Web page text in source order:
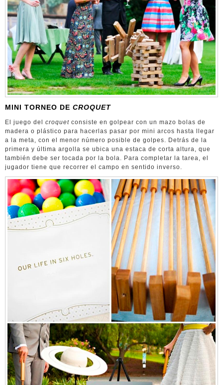
MINI TORNEO DE CROQUET
El juego del croquet consiste en golpear con un mazo bolas de
madera o plástico para hacerlas pasar por mini arcos hasta llegar
a la meta, con el menor número posible de golpes. Detrás de la
primera y última argolla se ubica una estaca de corta altura, que
también debe ser tocada por la bola. Para completar la tarea, el
jugador tiene que recorrer el campo en sentido inverso.